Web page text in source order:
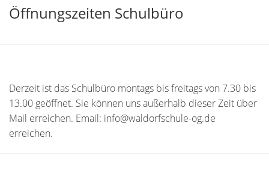
Öffnungszeiten Schulbüro
Derzeit ist das Schulbüro montags bis freitags von 7.30 bis
13.00 geöffnet. Sie können uns außerhalb dieser Zeit über
Mail erreichen. Email: info@waldorfschule-og.de
erreichen.